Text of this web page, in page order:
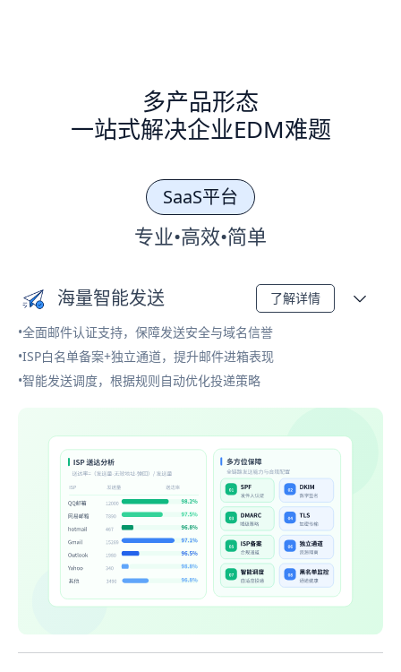
多产品形态
一站式解决企业EDM难题
SaaS平台
专业•高效•简单
海量智能发送 了解详情
•全面邮件认证支持，保障发送安全与域名信誉
•ISP白名单备案+独立通道，提升邮件进箱表现
•智能发送调度，根据规则自动优化投递策略